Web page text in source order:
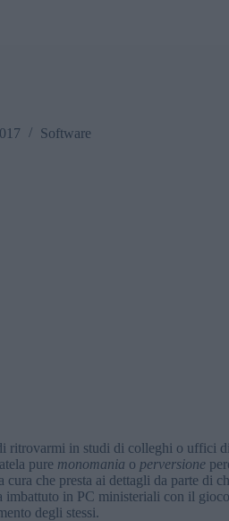
Software
ritrovarmi in studi di colleghi o uffici
pure monomania o perversione
che presta ai dettagli da parte di
imbattuto in PC ministeriali con il
degli stessi.